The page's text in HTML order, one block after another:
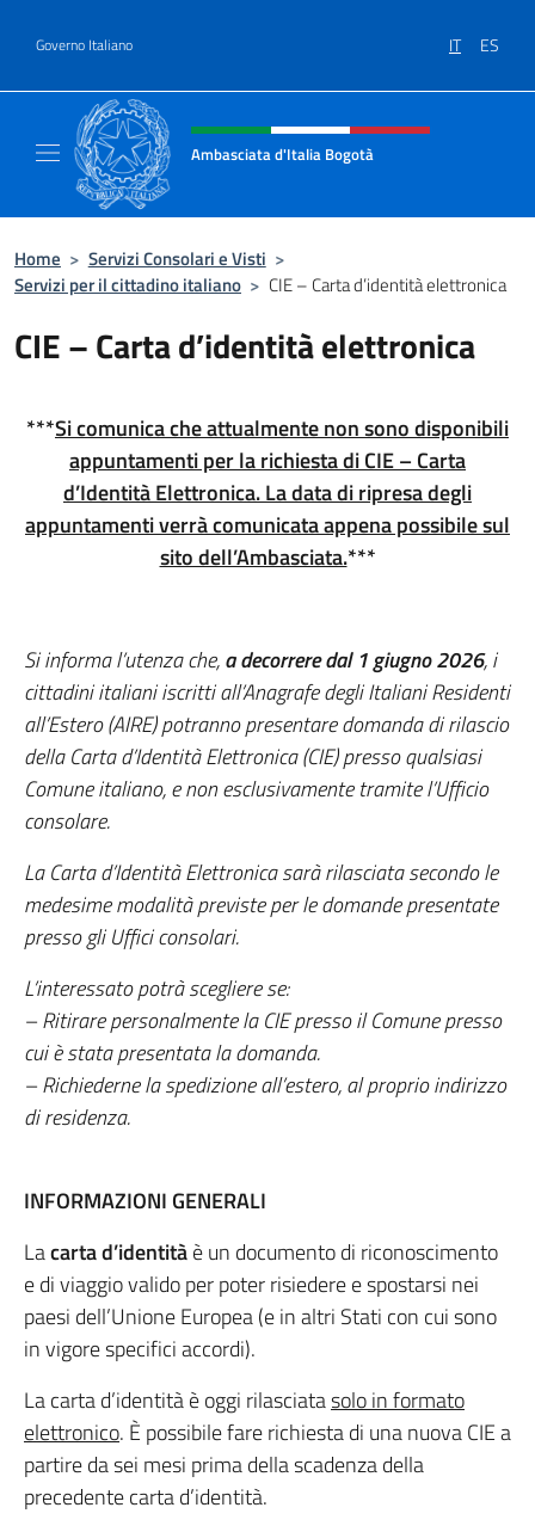
Governo Italiano IT ES
Intestazione sito, social e menù
Ambasciata d'Italia Bogotà
Home > Servizi Consolari e Visti >
Servizi per il cittadino italiano > CIE – Carta d’identità elettronica
CIE – Carta d’identità elettronica
***Si comunica che attualmente non sono disponibili
appuntamenti per la richiesta di CIE – Carta
d’Identità Elettronica. La data di ripresa degli
appuntamenti verrà comunicata appena possibile sul
sito dell’Ambasciata.***
Si informa l’utenza che,a decorrere dal 1 giugno 2026, i
cittadini italiani iscritti all’Anagrafe degli Italiani Residenti
all’Estero (AIRE) potranno presentare domanda di rilascio
della Carta d’Identità Elettronica (CIE) presso qualsiasi
Comune italiano, e non esclusivamente tramite l’Ufficio
consolare.
La Carta d’Identità Elettronica sarà rilasciata secondo le
medesime modalità previste per le domande presentate
presso gli Uffici consolari.
L’interessato potrà scegliere se:
– Ritirare personalmente la CIE presso il Comune presso
cui è stata presentata la domanda.
– Richiederne la spedizione all’estero, al proprio indirizzo
di residenza.
INFORMAZIONI GENERALI
Lacarta d’identitàè un documento di riconoscimento
e di viaggio valido per poter risiedere e spostarsi nei
paesi dell’Unione Europea (e in altri Stati con cui sono
in vigore specifici accordi).
La carta d’identità è oggi rilasciatasolo in formato
elettronico. È possibile fare richiesta di una nuova CIE a
partire da sei mesi prima della scadenza della
precedente carta d’identità.